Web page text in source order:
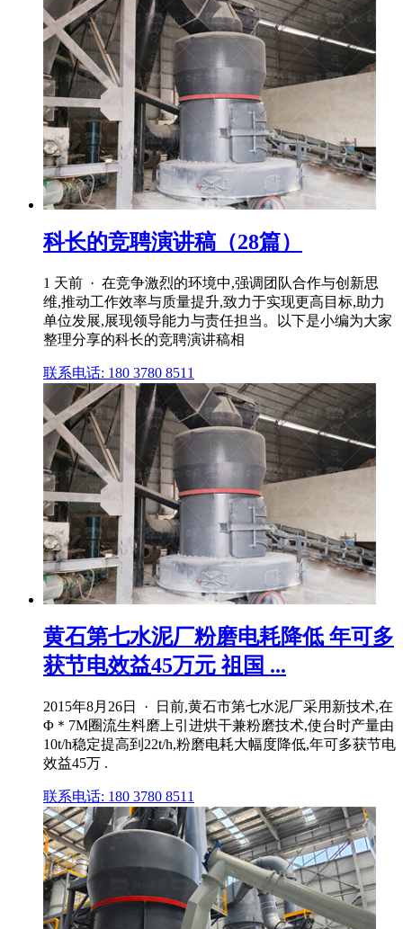
科长的竞聘演讲稿（28篇）
1 天前 · 在竞争激烈的环境中,强调团队合作与创新思
维,推动工作效率与质量提升,致力于实现更高目标,助力
单位发展,展现领导能力与责任担当。以下是小编为大家
整理分享的科长的竞聘演讲稿相
联系电话: 180 3780 8511
黄石第七水泥厂粉磨电耗降低 年可多
获节电效益45万元 祖国 ...
2015年8月26日 · 日前,黄石市第七水泥厂采用新技术,在
Φ＊7M圈流生料磨上引进烘干兼粉磨技术,使台时产量由
10t/h稳定提高到22t/h,粉磨电耗大幅度降低,年可多获节电
效益45万 .
联系电话: 180 3780 8511